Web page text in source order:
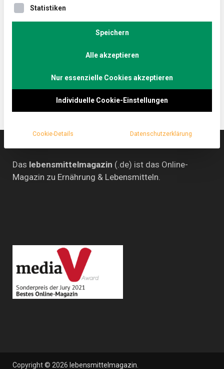
englische
Teegenuss in höchster Vollendung, das ist der
britische Afternoon Tea. Gesellschaftliches Event
und gleichzeitig gastronomische Gelegenheit,
der Traditionen und Bräuche zu demonstrieren.
Das lebensmittelmagazin (.de) ist das Online-
Magazin zu Ernährung & Lebensmitteln.
Copyright © 2026 lebensmittelmagazin
Statistiken
Speichern
Alle akzeptieren
Nur essenzielle Cookies akzeptieren
Individuelle Cookie-Einstellungen
Cookie-Details Datenschutzerklärung